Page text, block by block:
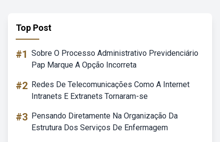
Top Post
#1 Sobre O Processo Administrativo Previdenciário
Pap Marque A Opção Incorreta
#2 Redes De Telecomunicações Como A Internet
Intranets E Extranets Tornaram-se
#3 Pensando Diretamente Na Organização Da
Estrutura Dos Serviços De Enfermagem